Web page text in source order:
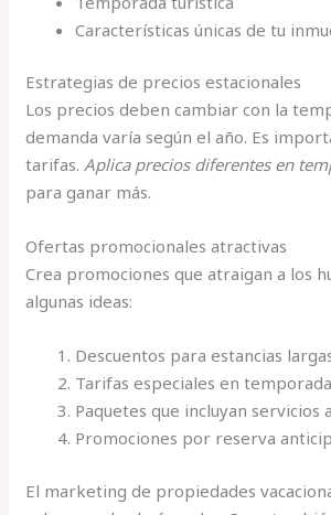
Características únicas de tu
Estrategias de precios estacionales
Los precios deben cambiar con la
demanda varía según el año. Es
tarifas.Aplica precios diferentes en
para ganar más.
Ofertas promocionales atractivas
Crea promociones que atraigan a los
algunas ideas:
Descuentos para estancias
Tarifas especiales en
Paquetes que incluyan servicios
Promociones por reserva
El marketing de propiedades